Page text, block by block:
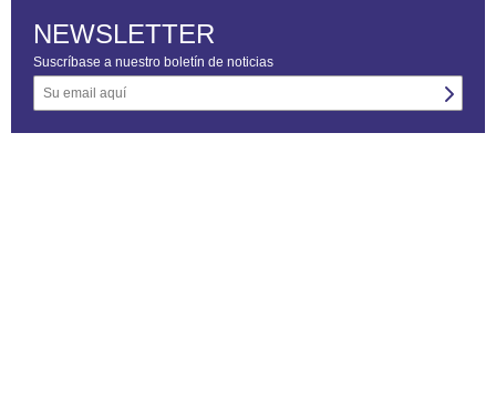
NEWSLETTER
Suscríbase a nuestro boletín de noticias